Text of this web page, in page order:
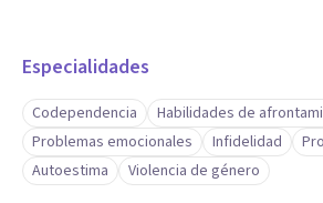
Especialidades
Codependencia Habilidades de
Problemas emocionales
Infidelidad
Autoestima
Violencia de género